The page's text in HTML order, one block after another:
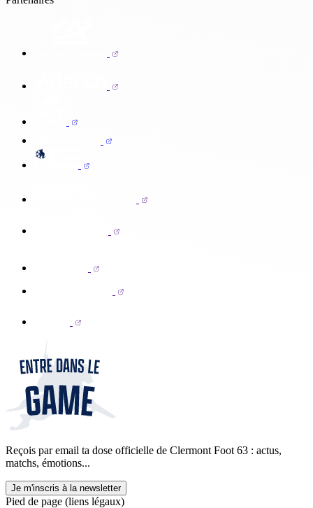
Reçois par email ta dose officielle de Clermont Foot 63 : actus,
matchs, émotions...
Je m'inscris à la newsletter
Pied de page (liens légaux)